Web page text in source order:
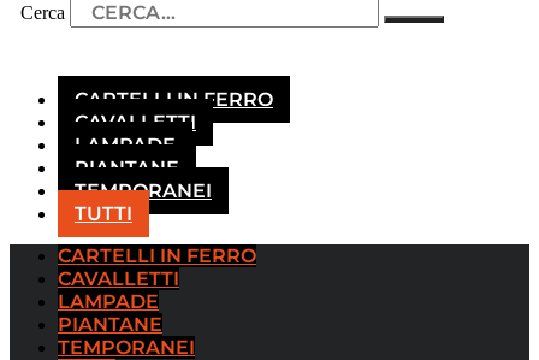
Cerca
CARTELLI IN FERRO
CAVALLETTI
LAMPADE
PIANTANE
TEMPORANEI
TUTTI
CARTELLI IN FERRO
CAVALLETTI
LAMPADE
PIANTANE
TEMPORANEI